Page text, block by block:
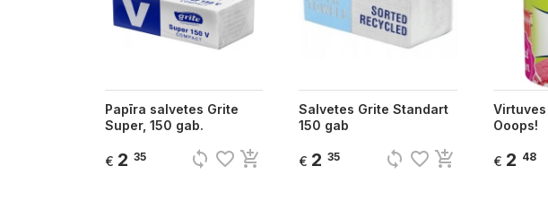
Papīra salvetes Grite
Super, 150 gab.
€ 2 35 sync favorite_border add_shopping_cart
Salvetes Grite Standart
150 gab
€ 2 35 sync favorite_border add_shopping_cart
Virtuves
Ooops!
€ 2 48